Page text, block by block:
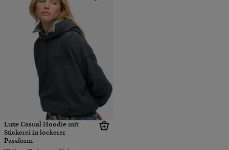
Luxe Casual Hoodie mit
Stickerei in lockerer
Passform